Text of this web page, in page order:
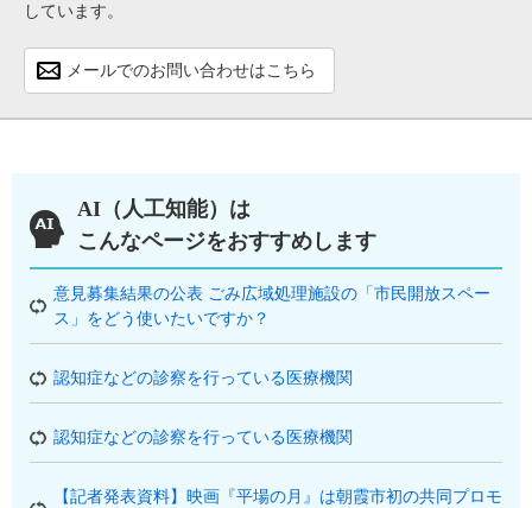
しています。
メールでのお問い合わせはこちら
AI（人工知能）は
こんなページをおすすめします
意見募集結果の公表 ごみ広域処理施設の「市民開放スペー
ス」をどう使いたいですか？
認知症などの診察を行っている医療機関
認知症などの診察を行っている医療機関
【記者発表資料】映画『平場の月』は朝霞市初の共同プロモ